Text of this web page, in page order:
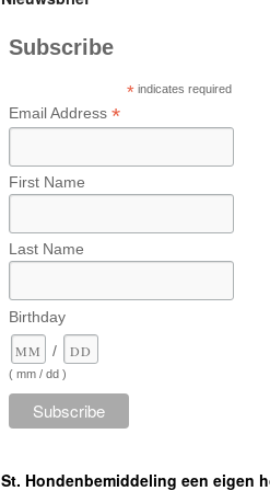
Subscribe
* indicates required
Email Address *
First Name
Last Name
Birthday
/
( mm / dd )
St. Hondenbemiddeling een eigen